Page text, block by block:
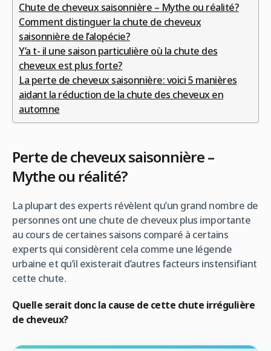
Chute de cheveux saisonnière – Mythe ou réalité?
Comment distinguer la chute de cheveux
saisonnière de l’alopécie?
Y’a t- il une saison particulière où la chute des
cheveux est plus forte?
La perte de cheveux saisonnière: voici 5 manières
aidant la réduction de la chute des cheveux en
automne
Perte de cheveux saisonnière –
Mythe ou réalité?
La plupart des experts révèlent qu’un grand nombre de
personnes ont une chute de cheveux plus importante
au cours de certaines saisons comparé à certains
experts qui considèrent cela comme une légende
urbaine et qu’il existerait d’autres facteurs instensifiant
cette chute.
Quelle serait donc la cause de cette chute irrégulière
de cheveux?